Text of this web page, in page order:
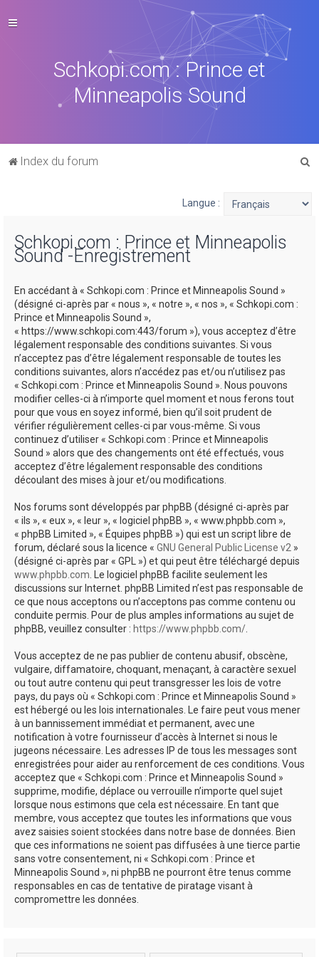
Schkopi.com : Prince et
Minneapolis Sound
Index du forum
Langue :
Schkopi.com : Prince et Minneapolis
Sound -Enregistrement
En accédant à « Schkopi.com : Prince et Minneapolis Sound »
(désigné ci-après par « nous », « notre », « nos », « Schkopi.com :
Prince et Minneapolis Sound »,
« https://www.schkopi.com:443/forum »), vous acceptez d’être
légalement responsable des conditions suivantes. Si vous
n’acceptez pas d’être légalement responsable de toutes les
conditions suivantes, alors n’accédez pas et/ou n’utilisez pas
« Schkopi.com : Prince et Minneapolis Sound ». Nous pouvons
modifier celles-ci à n’importe quel moment et nous ferons tout
pour que vous en soyez informé, bien qu’il soit prudent de
vérifier régulièrement celles-ci par vous-même. Si vous
continuez d’utiliser « Schkopi.com : Prince et Minneapolis
Sound » alors que des changements ont été effectués, vous
acceptez d’être légalement responsable des conditions
découlant des mises à jour et/ou modifications.
Nos forums sont développés par phpBB (désigné ci-après par
« ils », « eux », « leur », « logiciel phpBB », « www.phpbb.com »,
« phpBB Limited », « Équipes phpBB ») qui est un script libre de
forum, déclaré sous la licence « GNU General Public License v2 »
(désigné ci-après par « GPL ») et qui peut être téléchargé depuis
www.phpbb.com . Le logiciel phpBB facilite seulement les
discussions sur Internet. phpBB Limited n’est pas responsable de
ce que nous acceptons ou n’acceptons pas comme contenu ou
conduite permis. Pour de plus amples informations au sujet de
phpBB, veuillez consulter : https://www.phpbb.com/
Vous acceptez de ne pas publier de contenu abusif, obscène,
vulgaire, diffamatoire, choquant, menaçant, à caractère sexuel
ou tout autre contenu qui peut transgresser les lois de votre
pays, du pays où « Schkopi.com : Prince et Minneapolis Sound »
est hébergé ou les lois internationales. Le faire peut vous mener
à un bannissement immédiat et permanent, avec une
notification à votre fournisseur d’accès à Internet si nous le
jugeons nécessaire. Les adresses IP de tous les messages sont
enregistrées pour aider au renforcement de ces conditions. Vous
acceptez que « Schkopi.com : Prince et Minneapolis Sound »
supprime, modifie, déplace ou verrouille n’importe quel sujet
lorsque nous estimons que cela est nécessaire. En tant que
membre, vous acceptez que toutes les informations que vous
avez saisies soient stockées dans notre base de données. Bien
que ces informations ne soient pas diffusées à une tierce partie
sans votre consentement, ni « Schkopi.com : Prince et
Minneapolis Sound », ni phpBB ne pourront être tenus comme
responsables en cas de tentative de piratage visant à
compromettre les données.